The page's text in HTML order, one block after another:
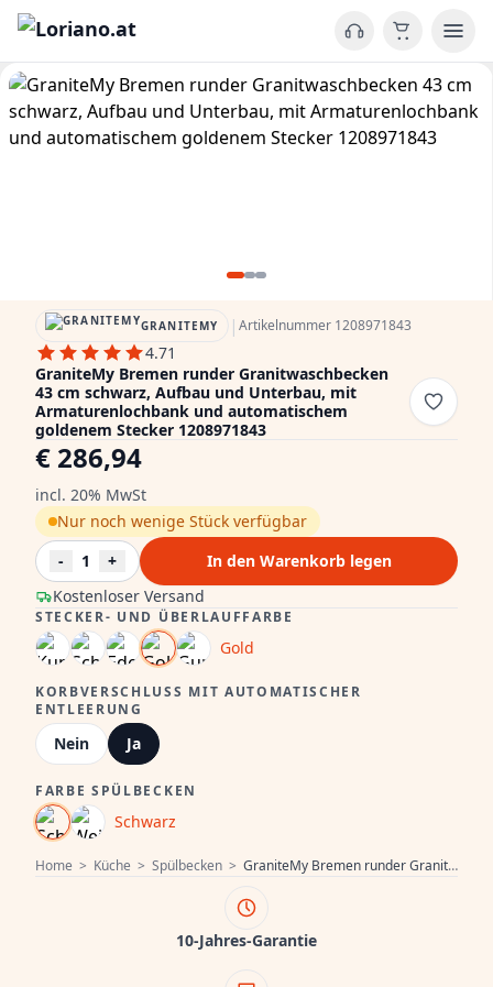
Home > Küche > Spülbecken > GraniteMy Bremen runder Granitwaschbecken 43 cm schwarz, Aufbau und Unterbau, mit Armaturenlochbank und automatischem goldenem Stecker 1208971843
GRANITEMY | Artikelnummer 1208971843
4.71
GraniteMy Bremen runder Granitwaschbecken
43 cm schwarz, Aufbau und Unterbau, mit
Armaturenlochbank und automatischem
goldenem Stecker 1208971843
€ 286,94
incl. 20% MwSt
Kostenloser Versand
Nur noch wenige Stück verfügbar
-
1 + In den Warenkorb legen
STECKER- UND ÜBERLAUFFARBE
Gold
KORBVERSCHLUSS MIT AUTOMATISCHER
ENTLEERUNG
Nein Ja
FARBE SPÜLBECKEN
Schwarz
10-Jahres-Garantie